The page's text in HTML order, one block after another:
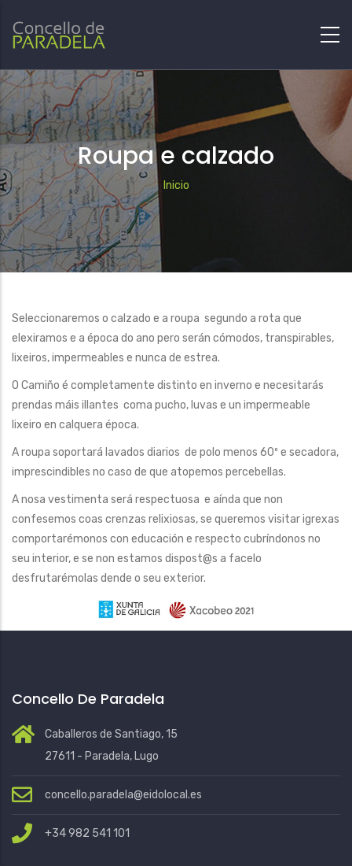
Roupa e calzado
Breadcrumb
Inicio
Seleccionaremos o calzado e a roupa segundo a rota que
elexiramos e a época do ano pero serán cómodos, transpirables,
lixeiros, impermeables e nunca de estrea.
O Camiño é completamente distinto en inverno e necesitarás
prendas máis illantes coma pucho, luvas e un impermeable
lixeiro en calquera época.
A roupa soportará lavados diarios de polo menos 60º e secadora,
imprescindibles no caso de que atopemos percebellas.
A nosa vestimenta será respectuosa e aínda que non
confesemos coas crenzas relixiosas, se queremos visitar igrexas
comportarémonos con educación e respecto cubríndonos no
seu interior, e se non estamos dispost@s a facelo
desfrutarémolas dende o seu exterior.
Concello De Paradela
Caballeros de Santiago, 15
27611 - Paradela, Lugo
concello.paradela@eidolocal.es
+34 982 541 101